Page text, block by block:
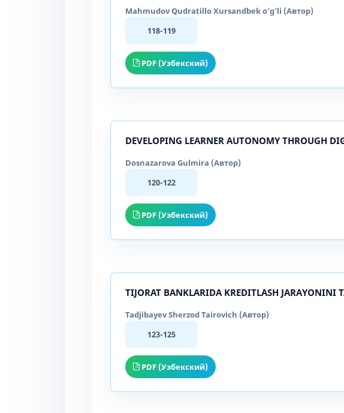
Mahmudov Qudratillo Xursandbek o‘g‘li (Автор)
118-119
PDF (Узбекский)
DEVELOPING LEARNER AUTONOMY THROUGH
Dosnazarova Gulmira (Автор)
120-122
PDF (Узбекский)
TIJORAT BANKLARIDA KREDITLASH JARAYONINI
Tadjibayev Sherzod Tairovich (Автор)
123-125
PDF (Узбекский)